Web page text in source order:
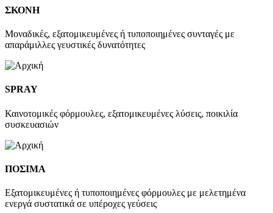
ΣΚΟΝΗ
Μοναδικές, εξατομικευμένες ή τυποποιημένες συνταγές με
απαράμιλλες γευστικές δυνατότητες
SPRAY
Καινοτομικές φόρμουλες, εξατομικευμένες λύσεις, ποικιλία
συσκευασιών
ΠΟΣΙΜΑ
Εξατομικευμένες ή τυποποιημένες φόρμουλες με μελετημένα
ενεργά συστατικά σε υπέροχες γεύσεις